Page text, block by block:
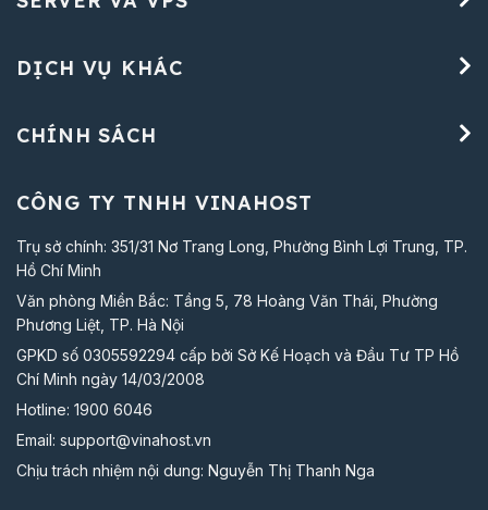
DỊCH VỤ KHÁC
CHÍNH SÁCH
CÔNG TY TNHH VINAHOST
Trụ sở chính: 351/31 Nơ Trang Long, Phường Bình Lợi Trung, TP.
Hồ Chí Minh
Văn phòng Miền Bắc: Tầng 5, 78 Hoàng Văn Thái, Phường
Phương Liệt, TP. Hà Nội
GPKD số 0305592294 cấp bởi Sở Kế Hoạch và Đầu Tư TP Hồ
Chí Minh ngày 14/03/2008
Hotline: 1900 6046
Email: support@vinahost.vn
Chịu trách nhiệm nội dung: Nguyễn Thị Thanh Nga